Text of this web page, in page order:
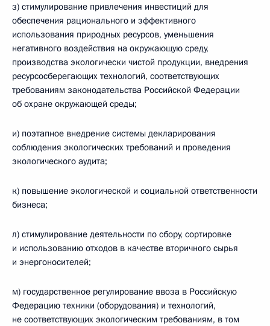
з) стимулирование привлечения инвестиций для
обеспечения рационального и эффективного
использования природных ресурсов, уменьшения
негативного воздействия на окружающую среду,
производства экологически чистой продукции, внедрения
ресурсосберегающих технологий, соответствующих
требованиям законодательства Российской Федерации
об охране окружающей среды;
и) поэтапное внедрение системы декларирования
соблюдения экологических требований и проведения
экологического аудита;
к) повышение экологической и социальной ответственности
бизнеса;
л) стимулирование деятельности по сбору, сортировке
и использованию отходов в качестве вторичного сырья
и энергоносителей;
м) государственное регулирование ввоза в Российскую
Федерацию техники (оборудования) и технологий,
не соответствующих экологическим требованиям, в том